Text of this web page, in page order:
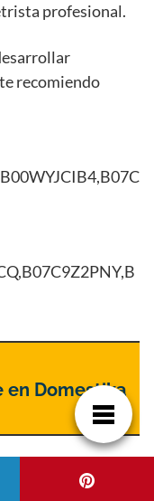
profesional.
recomiendo
en Domestika